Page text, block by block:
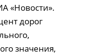
«Новости».
дорог
значения,